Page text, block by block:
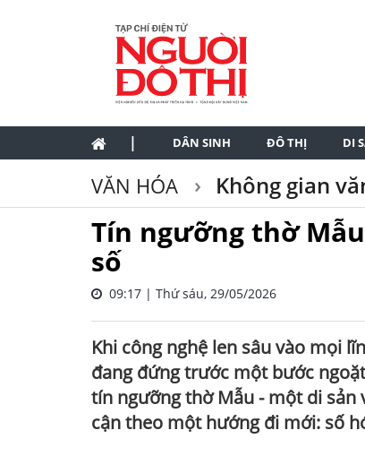
| DÂN SINH ĐÔ THỊ DI
VĂN HÓA Không gian
Tín ngưỡng thờ
số
09:17 | Thứ sáu, 29/05/2026
Khi công nghệ len sâu vào mọi
đang đứng trước một bước
tín ngưỡng thờ Mẫu - một di sản
cận theo một hướng đi mới: số